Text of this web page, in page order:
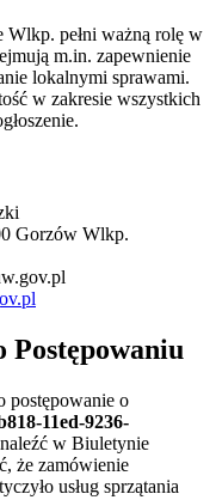
pełni ważną rolę w
m.in. zapewnienie
lokalnymi sprawami.
w zakresie wszystkich
Gorzów Wlkp.
Postępowaniu
postępowanie o
11ed-9236-
w Biuletynie
że zamówienie
usług sprzątania